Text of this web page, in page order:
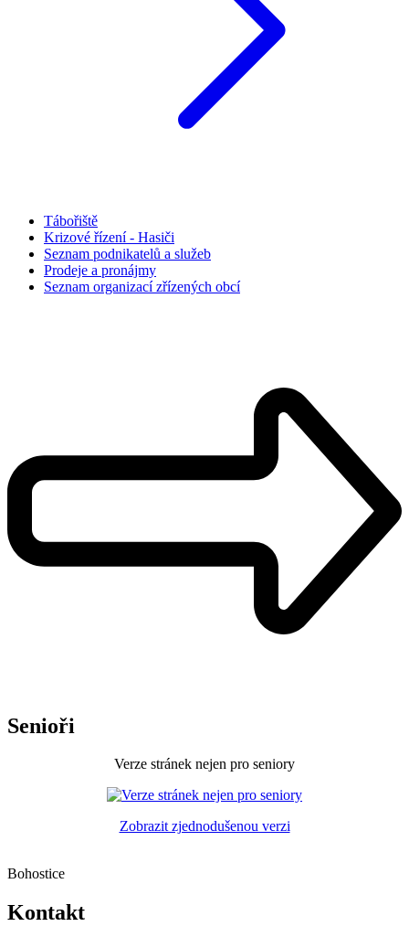
Tábořiště
Krizové řízení - Hasiči
Seznam podnikatelů a služeb
Prodeje a pronájmy
Seznam organizací zřízených obcí
Senioři
Verze stránek nejen pro seniory
Zobrazit zjednodušenou verzi
Bohostice
Kontakt